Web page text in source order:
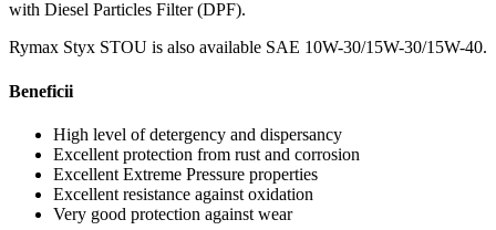
with Diesel Particles Filter (DPF).
Rymax Styx STOU is also available SAE 10W-30/15W-30/15W-40.
Beneficii
High level of detergency and dispersancy
Excellent protection from rust and corrosion
Excellent Extreme Pressure properties
Excellent resistance against oxidation
Very good protection against wear